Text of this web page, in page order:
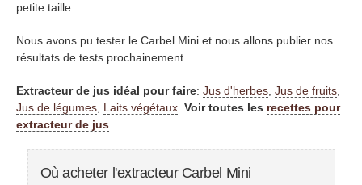
petite taille.
Nous avons pu tester le Carbel Mini et nous allons publier nos
résultats de tests prochainement.
Extracteur de jus idéal pour faire: Jus d'herbes Jus de fruits
Jus de légumes Laits végétaux Voir toutes les recettes pour
extracteur de jus
Où acheter l'extracteur Carbel Mini